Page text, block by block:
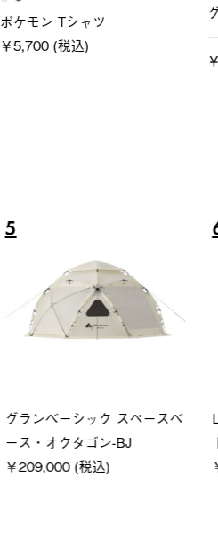
ポケモン Tシャツ
￥5,700 (税込)
5
グランベーシック スペースベ
ース・オクタゴン-BJ
￥209,000 (税込)
6